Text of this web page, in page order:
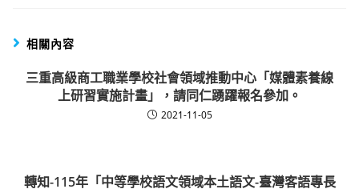
相關內容
三重高級商工職業學校社會領域推動中心「媒體素養線
上研習實施計畫」，請同仁踴躍報名參加。
2021-11-05
轉知-115年「中等學校語文領域本土語文-臺灣客語專長